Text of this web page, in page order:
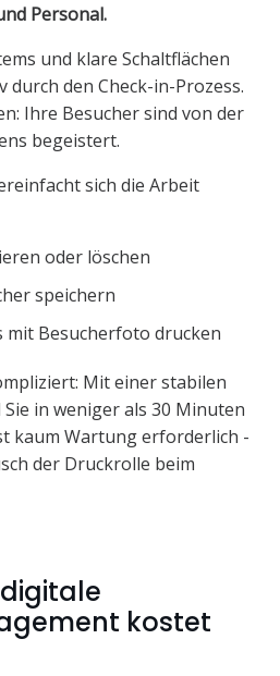
Personal.
und klare Schaltflächen
den Check-in-Prozess.
Ihre Besucher sind von der
begeistert.
sich die Arbeit
oder löschen
speichern
mit Besucherfoto drucken
Mit einer stabilen
in weniger als 30 Minuten
kaum Wartung erforderlich -
der Druckrolle beim
digitale
kostet